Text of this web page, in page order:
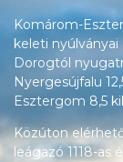
Komárom-
keleti
Dorogtól
Nyergesújfalu
Esztergom 8,5
Közúton
leágazó 1118-as